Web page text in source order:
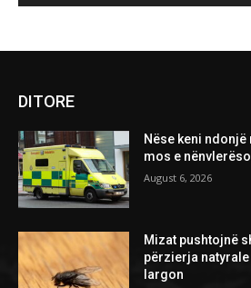
DITORE
Nëse keni
mos e
August 6, 2026
Mizat pushtojnë
përzierja
largon